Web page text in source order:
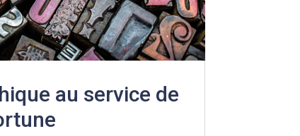
au service de